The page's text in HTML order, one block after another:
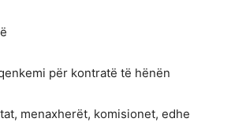
për kontratë të hënën
menaxherët, komisionet, edhe